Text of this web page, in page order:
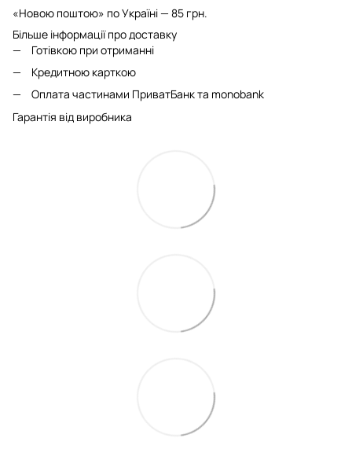
«Новою поштою» по Україні — 85 грн.
Більше інформації про доставку
Готівкою при отриманні
Кредитною карткою
Оплата частинами ПриватБанк та monobank
Гарантія від виробника